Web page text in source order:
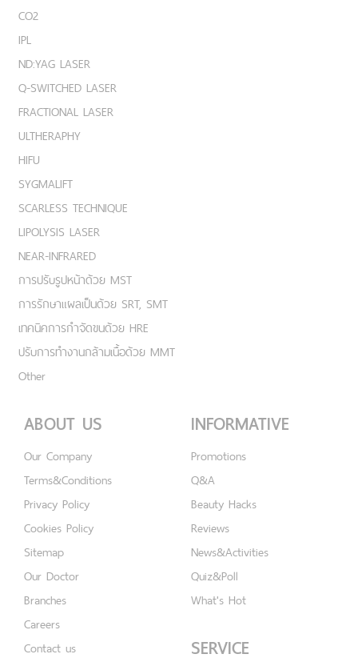
CO2
IPL
ND:YAG LASER
Q-SWITCHED LASER
FRACTIONAL LASER
ULTHERAPHY
HIFU
SYGMALIFT
SCARLESS TECHNIQUE
LIPOLYSIS LASER
NEAR-INFRARED
การปรับรูปหน้าด้วย MST
การรักษาแผลเป็นด้วย SRT, SMT
เทคนิคการกำจัดขนด้วย HRE
ปรับการทำงานกล้ามเนื้อด้วย MMT
Other
ABOUT US
Our Company
Terms&Conditions
Privacy Policy
Cookies Policy
Sitemap
Our Doctor
Branches
Careers
Contact us
INFORMATIVE
Promotions
Q&A
Beauty Hacks
Reviews
News&Activities
Quiz&Poll
What's Hot
SERVICE